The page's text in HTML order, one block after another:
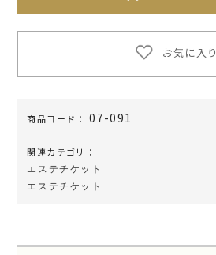
お気に入り
商品コード： 07-091
関連カテゴリ：
エステチケット
エステチケット